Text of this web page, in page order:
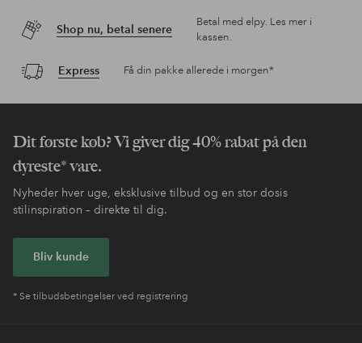
Shop nu, betal senere
Betal med elpy. Les mer i
kassen.
Express Få din pakke allerede i morgen*
Dit første køb? Vi giver dig 40% rabat på den
dyreste* vare.
Nyheder hver uge, eksklusive tilbud og en stor dosis
stilinspiration – direkte til dig.
Bliv kunde
* Se tilbudsbetingelser ved registrering